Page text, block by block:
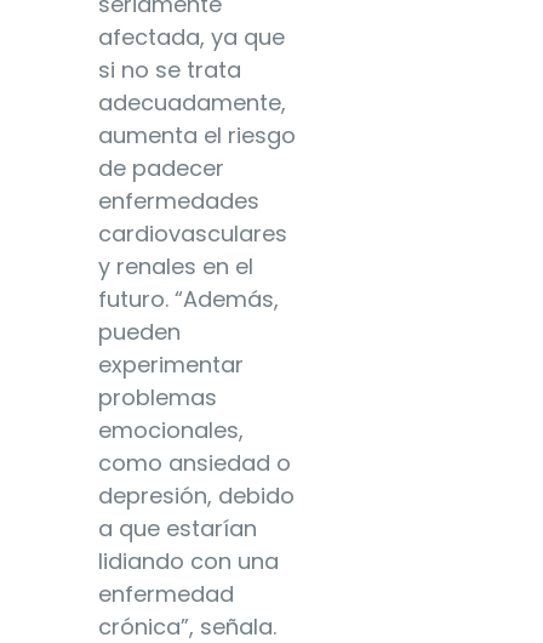
afectada, ya que
si no se trata
adecuadamente,
aumenta el riesgo
de padecer
enfermedades
cardiovasculares
y renales en el
futuro. “Además,
pueden
experimentar
problemas
emocionales,
como ansiedad o
depresión, debido
a que estarían
lidiando con una
enfermedad
crónica”, señala.